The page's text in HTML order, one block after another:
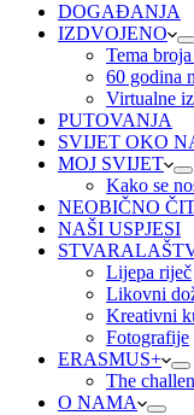
DOGAĐANJA
IZDVOJENO
Tema
60 godina
Virtualne
PUTOVANJA
SVIJET OKO
MOJ SVIJET
Kako se
NEOBIČNO
NAŠI USPJESI
Lijepa riječ
Likovni
Kreativni
Fotografije
ERASMUS+
The
O NAMA